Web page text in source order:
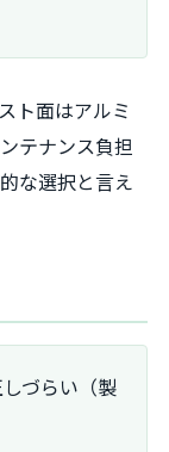
ト面はアルミ
テナンス負担
な選択と言え
づらい（製